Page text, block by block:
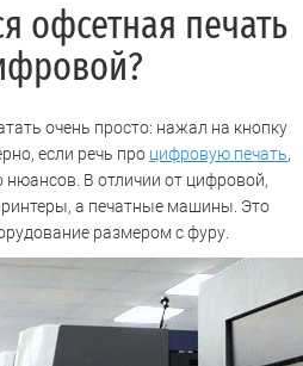
офсетная печать
очень просто: нажал на кнопку
если речь про цифровую печать,
В отличии от цифровой,
а печатные машины. Это
размером с фуру.